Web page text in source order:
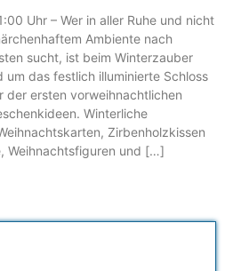
Uhr – Wer in aller Ruhe und nicht
Ambiente nach
sucht, ist beim Winterzauber
das festlich illuminierte Schloss
der ersten vorweihnachtlichen
Winterliche
Zirbenholzkissen
Weihnachtsfiguren und […]